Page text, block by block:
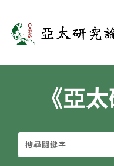
亞太研究論
《亞